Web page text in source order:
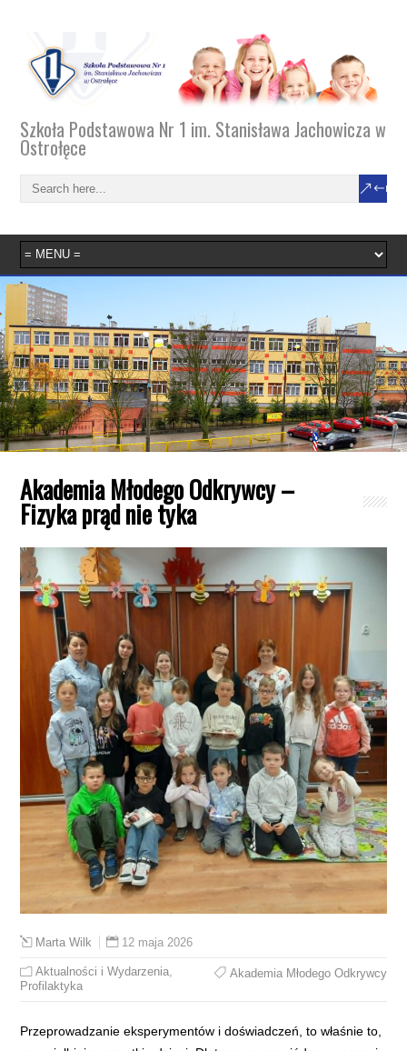
Szkoła Podstawowa Nr 1 im. Stanisława Jachowicza w
Ostrołęce
Akademia Młodego Odkrywcy –
Fizyka prąd nie tyka
Marta Wilk 12 maja 2026
Aktualności i Wydarzenia,
Profilaktyka
Akademia Młodego Odkrywcy
Przeprowadzanie eksperymentów i doświadczeń, to właśnie to,